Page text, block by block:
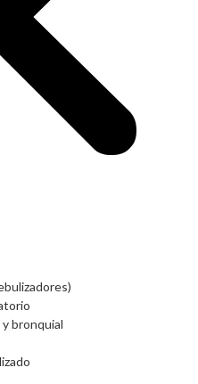
bronquial